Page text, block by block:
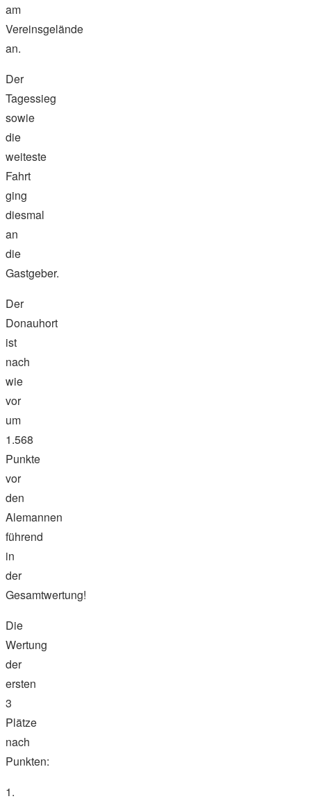
am
Vereinsgelände
an.
Der
Tagessieg
sowie
die
weiteste
Fahrt
ging
diesmal
an
die
Gastgeber.
Der
Donauhort
ist
nach
wie
vor
um
1.568
Punkte
vor
den
Alemannen
führend
in
der
Gesamtwertung!
Die
Wertung
der
ersten
3
Plätze
nach
Punkten:
1.